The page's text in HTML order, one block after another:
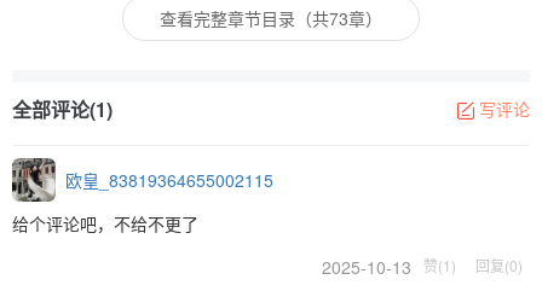
查看完整章节目录（共73章）
全部评论(1) 写评论
欧皇_83819364655002115
给个评论吧，不给不更了
2025-10-13
赞(1) 回复(0)